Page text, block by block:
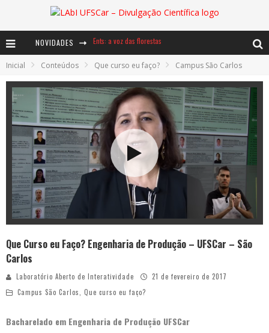
NOVIDADES
Inicial Conteúdos Que curso eu faço? Campus São Carlos
Que Curso eu Faço? Engenharia de Produção – UFSCar – São
Carlos
Laboratório Aberto de Interatividade
21 de fevereiro de 2017
Campus São Carlos
Que curso eu faço?
Bacharelado em Engenharia de Produção UFSCar